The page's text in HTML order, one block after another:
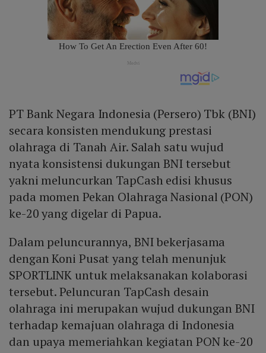
PT Bank Negara Indonesia (Persero) Tbk (BNI)
secara konsisten mendukung prestasi
olahraga di Tanah Air. Salah satu wujud
nyata konsistensi dukungan BNI tersebut
yakni meluncurkan TapCash edisi khusus
pada momen Pekan Olahraga Nasional (PON)
ke-20 yang digelar di Papua.
Dalam peluncurannya, BNI bekerjasama
dengan Koni Pusat yang telah menunjuk
SPORTLINK untuk melaksanakan kolaborasi
tersebut. Peluncuran TapCash desain
olahraga ini merupakan wujud dukungan BNI
terhadap kemajuan olahraga di Indonesia
dan upaya memeriahkan kegiatan PON ke-20